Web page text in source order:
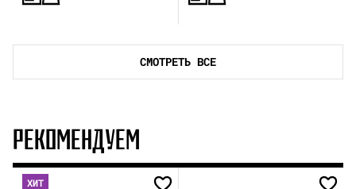
СМОТРЕТЬ ВСЕ
РЕКОМЕНДУЕМ
ХИТ